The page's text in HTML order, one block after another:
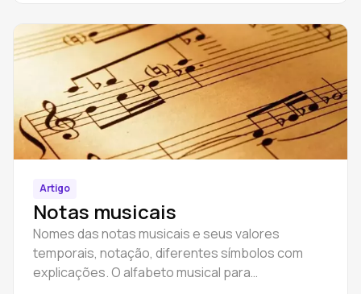
Artigo
Notas musicais
Nomes das notas musicais e seus valores
temporais, notação, diferentes símbolos com
explicações. O alfabeto musical para